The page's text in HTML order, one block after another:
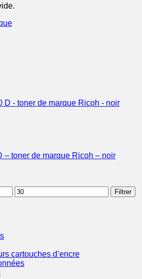
– toner de marque Ricoh – noir
Prix
max
Filtrer
cartouches d’encre